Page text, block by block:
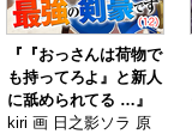
『『おっさんは荷物で
も持ってろよ』と新人
に舐められてる …』
kiri 画 日之影ソラ 原